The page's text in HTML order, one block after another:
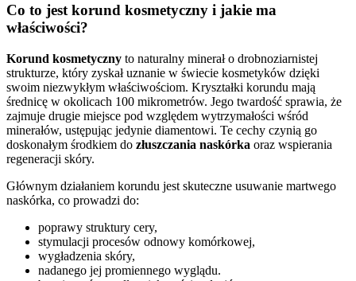
Co to jest korund kosmetyczny i jakie ma
właściwości?
Korund kosmetyczny to naturalny minerał o drobnoziarnistej
strukturze, który zyskał uznanie w świecie kosmetyków dzięki
swoim niezwykłym właściwościom. Kryształki korundu mają
średnicę w okolicach 100 mikrometrów. Jego twardość sprawia, że
zajmuje drugie miejsce pod względem wytrzymałości wśród
minerałów, ustępując jedynie diamentowi. Te cechy czynią go
doskonałym środkiem do złuszczania naskórka oraz wspierania
regeneracji skóry.
Głównym działaniem korundu jest skuteczne usuwanie martwego
naskórka, co prowadzi do:
poprawy struktury cery,
stymulacji procesów odnowy komórkowej,
wygładzenia skóry,
nadanego jej promiennego wyglądu.